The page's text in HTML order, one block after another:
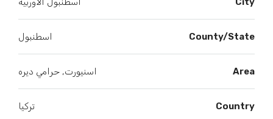
County/State اسطنبول
Area اسنيورت, حرامي ديره
Country تركيا